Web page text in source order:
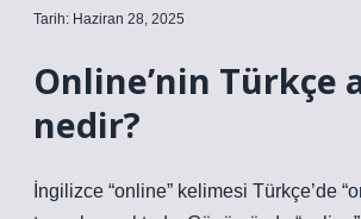
Tarih: Haziran 28, 2025
Online’nin Türkçe
nedir?
İngilizce “online” kelimesi Türkçe’de